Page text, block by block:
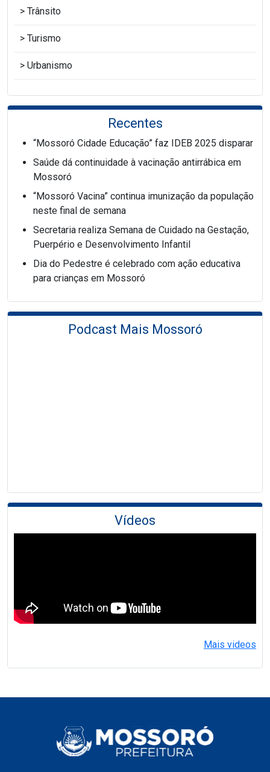
Trânsito
Turismo
Urbanismo
Recentes
“Mossoró Cidade Educação” faz IDEB 2025 disparar
Saúde dá continuidade à vacinação antirrábica em
Mossoró
“Mossoró Vacina” continua imunização da população
neste final de semana
Secretaria realiza Semana de Cuidado na Gestação,
Puerpério e Desenvolvimento Infantil
Dia do Pedestre é celebrado com ação educativa
para crianças em Mossoró
Podcast Mais Mossoró
Vídeos
Mais videos